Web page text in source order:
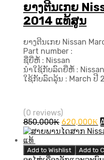
ຍາງຕີນເກຍ
2014 ແທ້ສູນ
ຍາງຕີນເກຍ Nissan
Part number :
ຊື່ຍີ່ຫໍ້ : Nissan
ນຳໃຊ້ກັບລົດຍີ່ຫໍ້ : Nissan
ໃຊ້ກັບລົດລຸ້ນ : March ປີ​
(0 reviews)
850,000₭ Original
price
850,000₭.
620,000₭
Add to Wishlist Add to